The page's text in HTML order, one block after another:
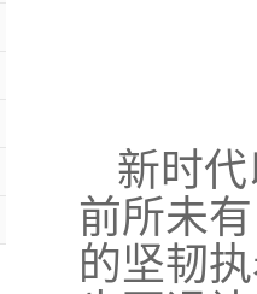
新时
前所未
的坚韧